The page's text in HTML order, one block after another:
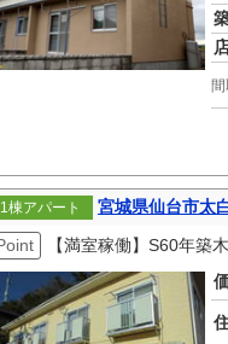
1棟アパート
宮城県仙台市太
【満室稼働】S60年